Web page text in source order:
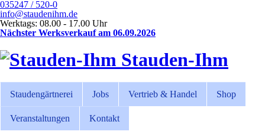
035247 / 520-0
info@staudenihm.de
Werktags: 08.00 - 17.00 Uhr
Nächster Werksverkauf am 06.09.2026
Stauden-Ihm
Staudengärtnerei Jobs Vertrieb & Handel Shop
Veranstaltungen Kontakt